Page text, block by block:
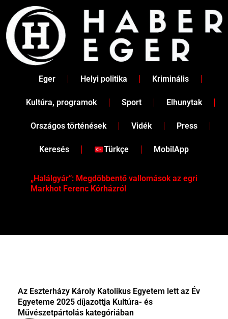
content
Eger Helyi politika Kriminális
Kultúra, programok Sport Elhunytak
Országos történések Vidék Press
Keresés Türkçe MobilApp
„Halálgyár”: Megdöbbentő vallomások az egri
Markhot Ferenc Kórházról
Az Eszterházy Károly Katolikus Egyetem lett az Év
Egyeteme 2025 díjazottja Kultúra- és
Művészetpártolás kategóriában